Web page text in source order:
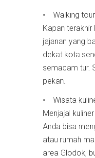
• Walking tour
Kapan
jajanan yang
dekat kota
semacam tur.
pekan.
• Wisata
Menjajal
Anda bisa
atau rumah
area Glodok,